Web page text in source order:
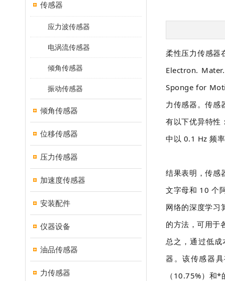
传感器
应力波传感器
电涡流传感器
倾角传感器
振动传感器
倾角传感器
位移传感器
压力传感器
加速度传感器
安装配件
仪器设备
油品传感器
力传感器
柔性压力传感器
Electron.
Sponge for
力传感器。传感
有以下优异特性
中以 0.1 Hz 频
结果表明，传感
文字母和 10 个
网络的深度学习
的方法，可用于
总之，通过低成
器。该传感器
（10.75%）和